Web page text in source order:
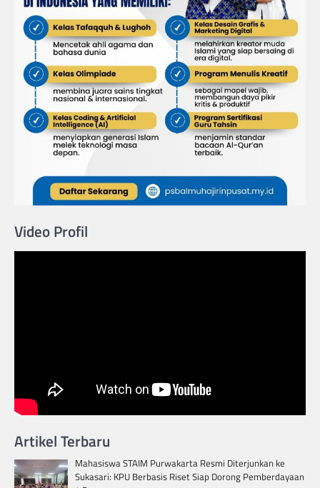
Video Profil
Artikel Terbaru
Mahasiswa STAIM Purwakarta Resmi Diterjunkan ke
Sukasari: KPU Berbasis Riset Siap Dorong Pemberdayaan